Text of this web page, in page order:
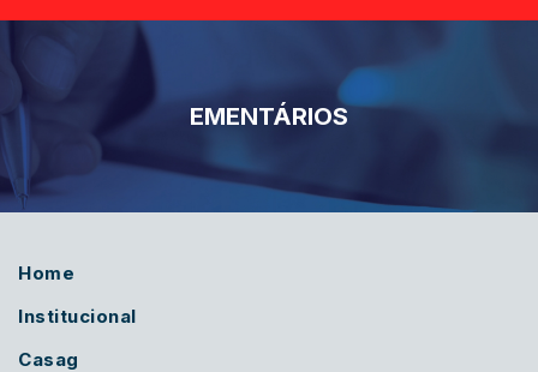
EMENTÁRIOS
Home
Institucional
Casag